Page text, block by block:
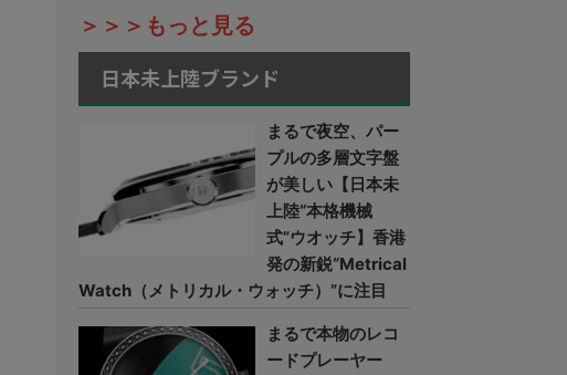
＞＞＞もっと見る
日本未上陸ブランド
まるで夜空、パー
プルの多層文字盤
が美しい【日本未
上陸“本格機械
式”ウオッチ】香港
発の新鋭“Metrical
Watch（メトリカル・ウォッチ）”に注目
まるで本物のレコ
ードプレーヤー